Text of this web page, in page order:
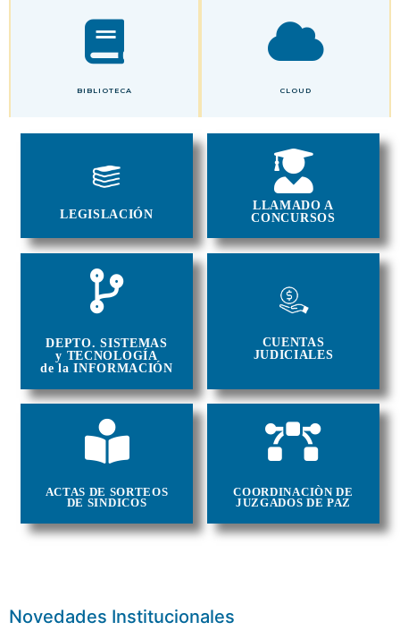
BIBLIOTECA CLOUD
LEGISLACIÓN
LLAMADO A
CONCURSOS
DEPTO. SISTEMAS
y TECNOLOGÍA
de la INFORMACIÓN
CUENTAS
JUDICIALES
ACTAS DE SORTEOS
DE SINDICOS
COORDINACIÒN DE
JUZGADOS DE PAZ
Novedades Institucionales